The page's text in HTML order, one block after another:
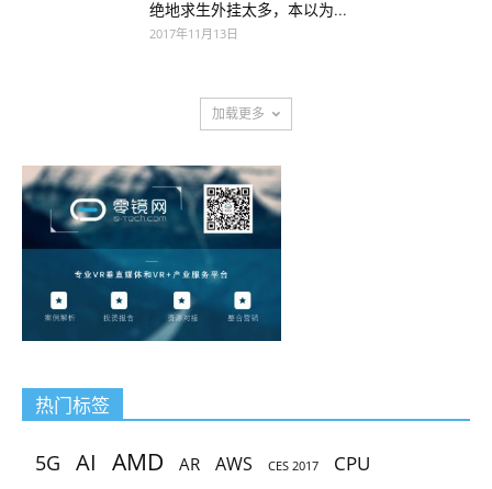
绝地求生外挂太多，本以为...
2017年11月13日
加载更多
热门标签
5G AI AMD AR AWS CES 2017 CPU